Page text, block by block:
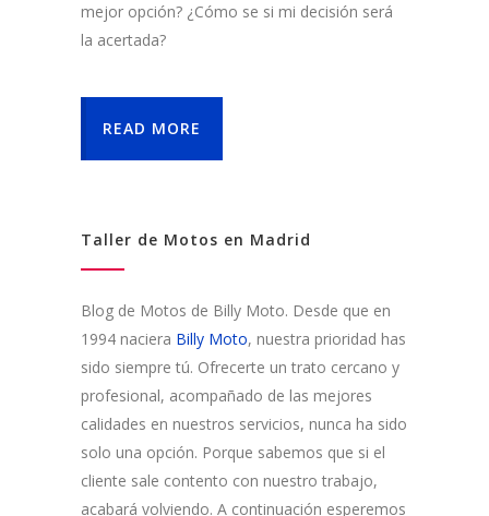
mejor opción? ¿Cómo se si mi decisión será
la acertada?
READ MORE
Taller de Motos en Madrid
Blog de Motos de Billy Moto. Desde que en
1994 naciera Billy Moto, nuestra prioridad has
sido siempre tú. Ofrecerte un trato cercano y
profesional, acompañado de las mejores
calidades en nuestros servicios, nunca ha sido
solo una opción. Porque sabemos que si el
cliente sale contento con nuestro trabajo,
acabará volviendo. A continuación esperemos